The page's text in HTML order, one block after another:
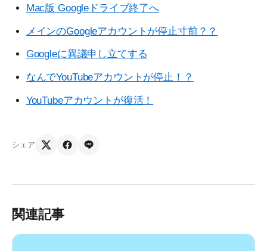
Mac版 Googleドライブ終了へ
メインのGoogleアカウントが停止寸前？？
Googleに異議申し立てする
なんでYouTubeアカウントが停止！？
YouTubeアカウントが復活！
シェア
関連記事